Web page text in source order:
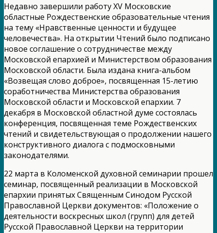
Недавно завершили работу XV Московские
областные Рождественские образовательные чтения
на тему «Нравственные ценности и будущее
человечества». На открытии Чтений было подписано
новое соглашение о сотрудничестве между
Московской епархией и Министерством образования
Московской области. Была издана книга-альбом
«Возвещая слово доброе», посвященная 15-летию
соработничества Министерства образования
Московской области и Московской епархии. 7
декабря в Московской областной думе состоялась
конференция, посвященная теме Рождественских
чтений и свидетельствующая о продолжении нашего
конструктивного диалога с подмосковными
законодателями.
22 марта в Коломенской духовной семинарии прошел
семинар, посвященный реализации в Московской
епархии принятых Священным Синодом Русской
Православной Церкви документов: «Положение о
деятельности воскресных школ (групп) для детей
Русской Православной Церкви на территории